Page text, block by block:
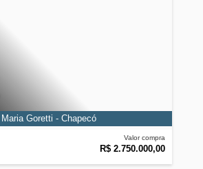
Valor compra
R$ 2.750.000,00
Maria Goretti - Chapecó